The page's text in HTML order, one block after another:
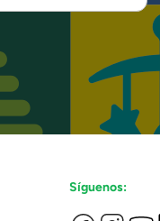
Síguenos: